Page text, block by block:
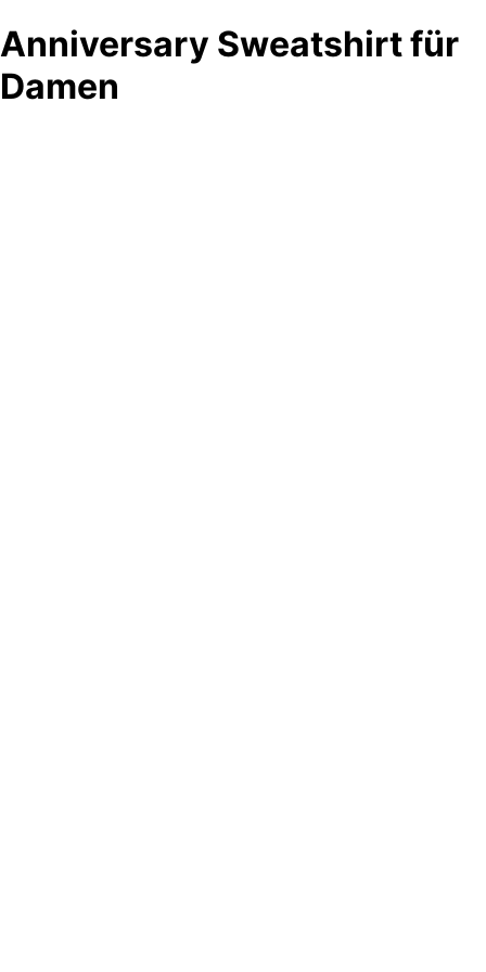
Anniversary Sweatshirt für
Damen